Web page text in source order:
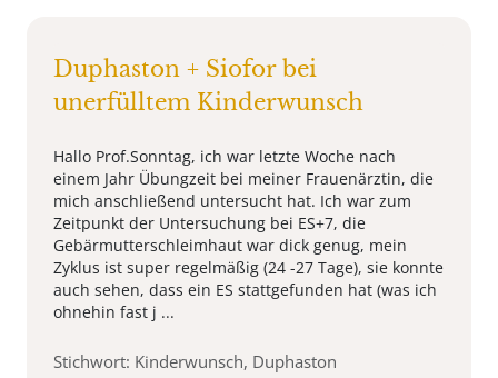
Duphaston + Siofor bei
unerfülltem Kinderwunsch
Hallo Prof.Sonntag, ich war letzte Woche nach
einem Jahr Übungzeit bei meiner Frauenärztin, die
mich anschließend untersucht hat. Ich war zum
Zeitpunkt der Untersuchung bei ES+7, die
Gebärmutterschleimhaut war dick genug, mein
Zyklus ist super regelmäßig (24 -27 Tage), sie konnte
auch sehen, dass ein ES stattgefunden hat (was ich
ohnehin fast j ...
Stichwort: Kinderwunsch, Duphaston